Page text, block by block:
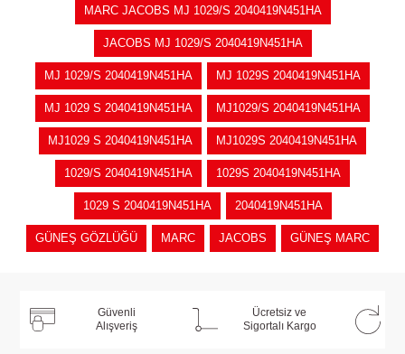
MARC JACOBS MJ 1029/S 2040419N451HA
JACOBS MJ 1029/S 2040419N451HA
MJ 1029/S 2040419N451HA MJ 1029S 2040419N451HA
MJ 1029 S 2040419N451HA MJ1029/S 2040419N451HA
MJ1029 S 2040419N451HA MJ1029S 2040419N451HA
1029/S 2040419N451HA 1029S 2040419N451HA
1029 S 2040419N451HA 2040419N451HA
GÜNEŞ GÖZLÜĞÜ MARC JACOBS GÜNEŞ MARC
Güvenli
Alışveriş
Ücretsiz ve
Sigortalı Kargo